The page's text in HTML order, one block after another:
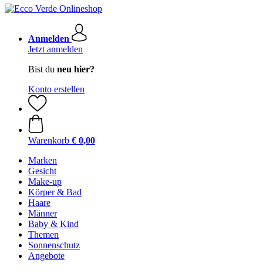
Anmelden
Jetzt anmelden
Bist du neu hier?
Konto erstellen
Warenkorb € 0,00
Marken
Gesicht
Make-up
Körper & Bad
Haare
Männer
Baby & Kind
Themen
Sonnenschutz
Angebote